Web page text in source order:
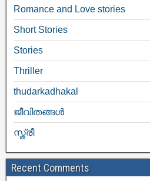
Romance and Love stories
Short Stories
Stories
Thriller
thudarkadhakal
ജീവിതങ്ങള്‍
സ്ത്രീ
Recent Comments